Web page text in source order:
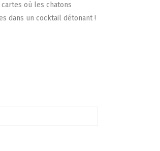
où les chatons
dans un cocktail détonant !